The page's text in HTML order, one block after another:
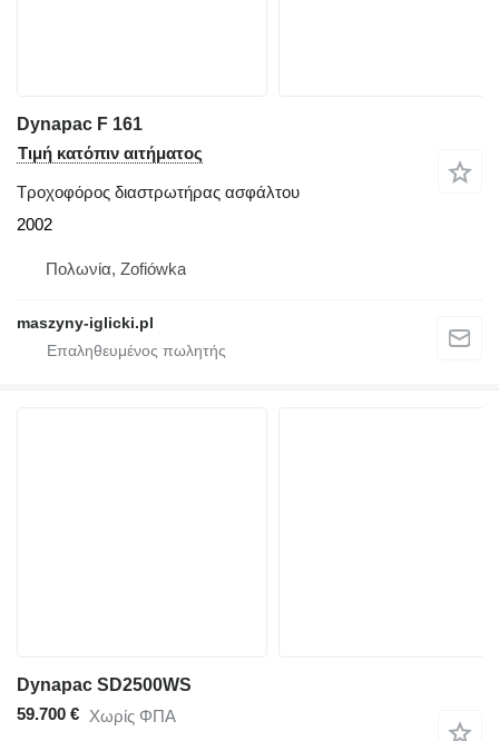
Dynapac F 161
Τιμή κατόπιν αιτήματος
Τροχοφόρος διαστρωτήρας ασφάλτου
2002
Πολωνία, Zofiówka
maszyny-iglicki.pl
Dynapac SD2500WS
59.700 € Χωρίς ΦΠΑ